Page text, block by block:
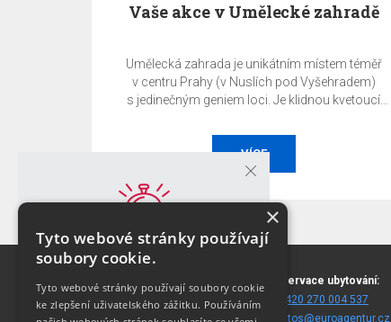
GARANCE NEJNIŽŠÍ CENY!
Nejvýhodnější cenu dostanete pouze při
rezervaci z těchto stránek!
Vaše akce v Umělecké zahradě
Umělecká zahrada je unikátním místem téměř
v centru Prahy (v Nuslích pod Vyšehradem)
s jedinečným geniem loci. Je klidnou kvetoucí
uspořádat svoji soukromou či firemní akci, ať již je
to svatba, garden party, konference, prezentace,
koncert, společenský večírek, degustace, výstava
VÍCE
Blanická 10
120 00 Praha 2
(mapa )
Rezervace ubytování:
+420 270 004 537
fittos@euroagentur.cz
×
Tyto webové stránky používají
soubory cookie.
Tyto webové stránky používají soubory cookie
ke zlepšení uživatelského zážitku. Používáním